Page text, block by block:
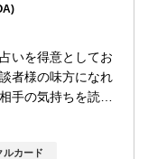
いを得意としてお
者様の味方になれ
手の気持ちを読む
ルカード